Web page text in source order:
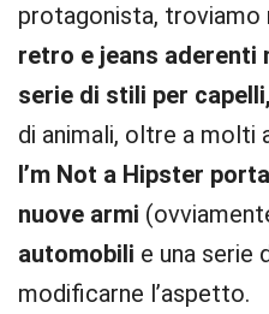
protagonista, troviamo
retro e jeans aderenti
serie di stili per
di animali, oltre a molti
I’m Not a Hipster
nuove armi
automobili e una serie
modificarne l’aspetto.